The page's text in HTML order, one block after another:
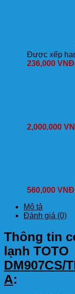
Được xếp
236,000VNĐ
2,000,000
560,000VNĐ
Mô tả
Đánh giá (0)
Thông tin
lạnh TOTO
DM907CS/
A: